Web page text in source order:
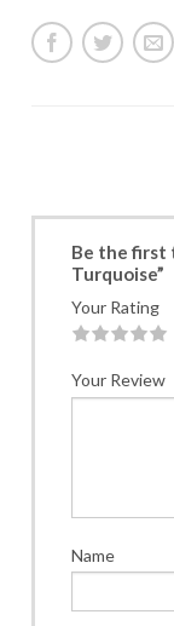
Be the first
Turquoise”
Your Rating
Your Review
Name